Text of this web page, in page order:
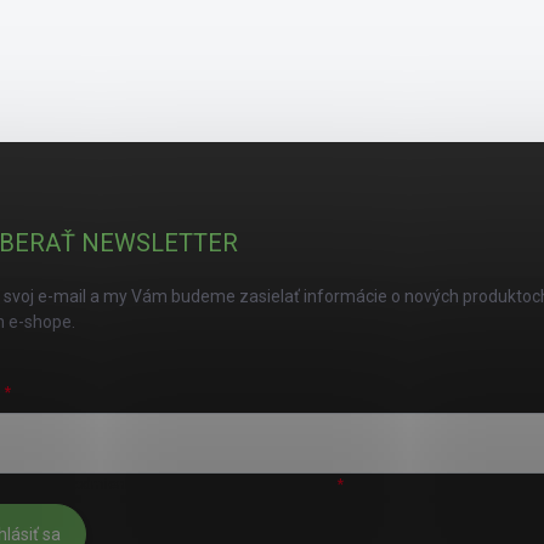
NEWSLETTER
svoj e-mail a my Vám budeme zasielať informácie o nových
e-shope.
sa